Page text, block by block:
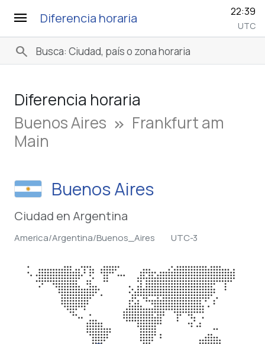
menu Diferencia horaria 22:39
UTC
search
Diferencia horaria
Buenos Aires keyboard_double_arrow_right Frankfurt am
Main
Buenos Aires
Ciudad en Argentina
America/Argentina/Buenos_Aires UTC-3